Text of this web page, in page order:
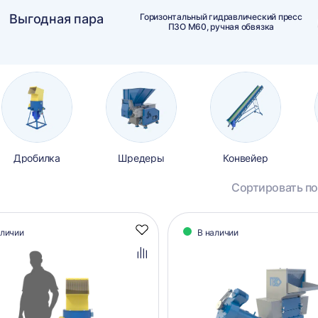
Выгодная пара
Горизонтальный гидравлический пресс
ПЗО М60, ручная обвязка
Дробилка Шредеры Конвейер
Сортировать
Добавить
в
избранное
Добавить
В наличии